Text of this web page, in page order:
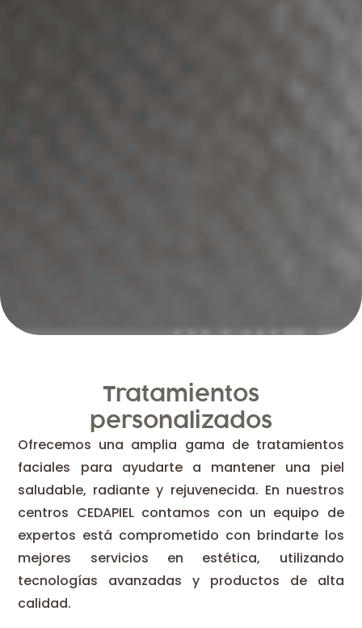
Tratamientos
personalizados
Ofrecemos una amplia gama de tratamientos
faciales para ayudarte a mantener una piel
saludable, radiante y rejuvenecida. En nuestros
centros CEDAPIEL contamos con un equipo de
expertos está comprometido con brindarte los
mejores servicios en estética, utilizando
tecnologías avanzadas y productos de alta
calidad.